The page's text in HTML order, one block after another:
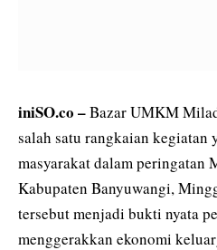
iniSO.co –Bazar UMKM
salah satu rangkaian kegiatan
masyarakat dalam
Kabupaten Banyuwangi,
tersebut menjadi bukti nyata
menggerakkan ekonomi